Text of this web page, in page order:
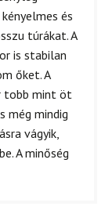
/ 5
és
túrákat. A
is stabilan
őket. A
tobb mint öt
még mindig
vágyik,
A minőség